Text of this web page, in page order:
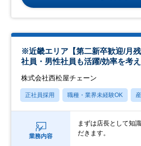
※近畿エリア【第二新卒歓迎/月
社員・男性社員も活躍/効率を考え
株式会社西松屋チェーン
正社員採用 職種・業界未経験OK
業務内容
まずは店長として知
だきます。